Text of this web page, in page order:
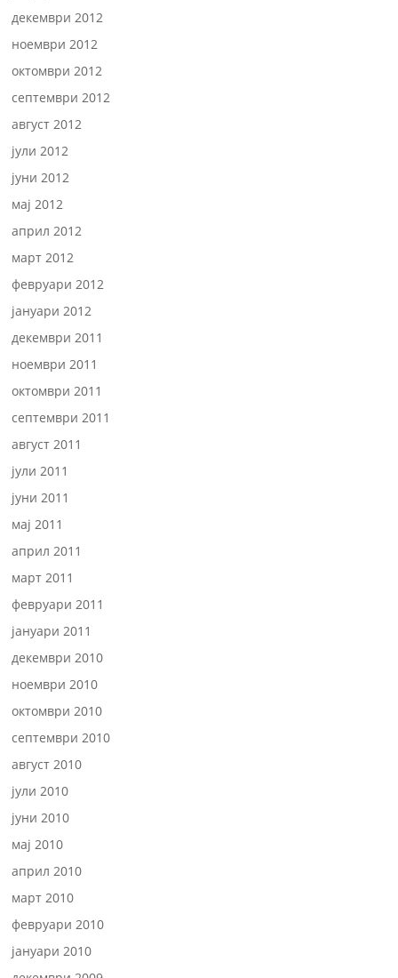
декември 2012
ноември 2012
октомври 2012
септември 2012
август 2012
јули 2012
јуни 2012
мај 2012
април 2012
март 2012
февруари 2012
јануари 2012
декември 2011
ноември 2011
октомври 2011
септември 2011
август 2011
јули 2011
јуни 2011
мај 2011
април 2011
март 2011
февруари 2011
јануари 2011
декември 2010
ноември 2010
октомври 2010
септември 2010
август 2010
јули 2010
јуни 2010
мај 2010
април 2010
март 2010
февруари 2010
јануари 2010